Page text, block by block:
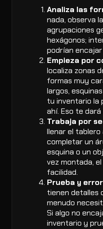
Analiza las
nada, observa
agrupaciones
hexágonos;
podrían
Empieza por
localiza zonas
formas muy
largos,
tu inventario la
ahí. Eso te
Trabaja por
llenar el
completar un
esquina o un
vez montada,
facilidad.
Prueba y
tienen detalles
menudo
Si algo no
inventario y